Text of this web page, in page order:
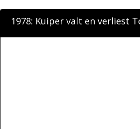
1978: Kuiper valt en verliest